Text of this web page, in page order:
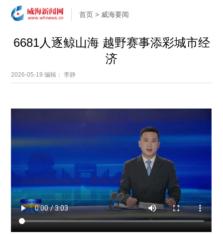
首页 > 威海要闻
6681人逐鲸山海 越野赛事添彩城市经
济
2026-05-19编辑： 李静